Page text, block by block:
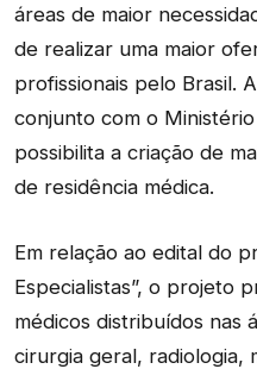
áreas de maior
de realizar uma maior
profissionais pelo Brasil.
conjunto com o
possibilita a criação de
de residência médica.
Em relação ao edital do
Especialistas”, o projeto
médicos distribuídos nas
cirurgia geral, radiologia,